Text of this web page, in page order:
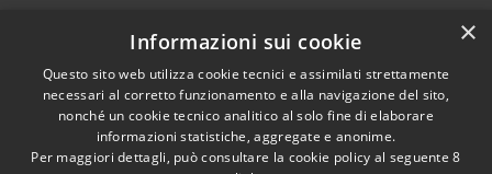
Dichiarazione di accessibilità
RSS Copyright © 2026 • Comune di
×
Informazioni sui cookie
Questo sito web utilizza cookie tecnici e assimilati strettamente
necessari al corretto funzionamento e alla navigazione del sito,
nonché un cookie tecnico analitico al solo fine di elaborare
informazioni statistiche, aggregate e anonime.
Per maggiori dettagli, può consultare la cookie policy al seguente8